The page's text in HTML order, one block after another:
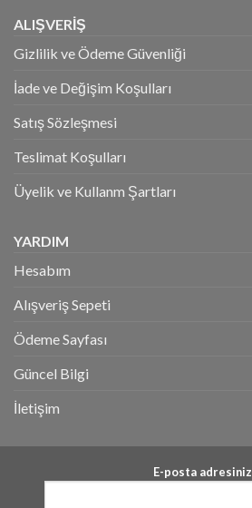
ALIŞVERİŞ
Gizlilik ve Ödeme Güvenliği
İade ve Değişim Koşulları
Satış Sözleşmesi
Teslimat Koşulları
Üyelik ve Kullanm Şartları
YARDIM
Hesabım
Alışveriş Sepeti
Ödeme Sayfası
Güncel Bilgi
İletişim
E-posta adresiniz